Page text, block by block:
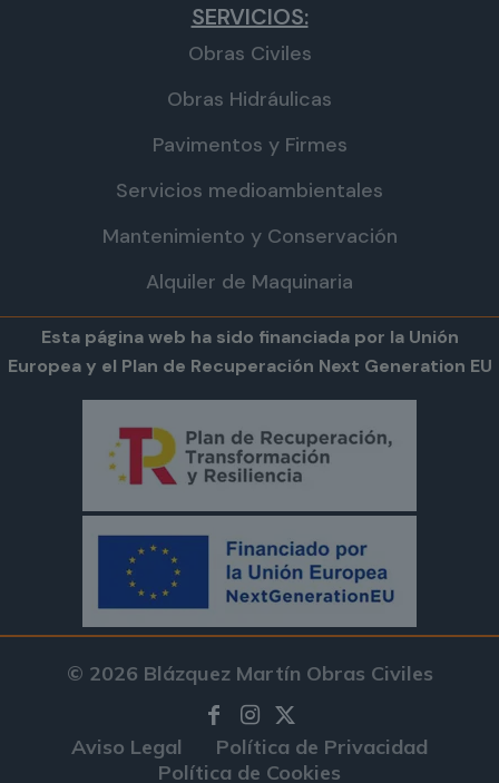
SERVICIOS:
Obras Civiles
Obras Hidráulicas
Pavimentos y Firmes
Servicios medioambientales
Mantenimiento y Conservación
Alquiler de Maquinaria
Esta página web ha sido financiada por la Unión
Europea y el Plan de Recuperación Next Generation EU
© 2026 Blázquez Martín Obras Civiles
Aviso Legal
Política de Privacidad
Política de Cookies